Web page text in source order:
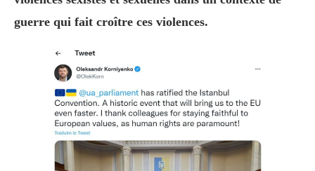
guerre qui fait croître ces violences.